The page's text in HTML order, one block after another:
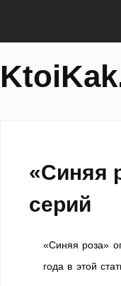
«Синяя
серий
«Синяя роза»
года в этой